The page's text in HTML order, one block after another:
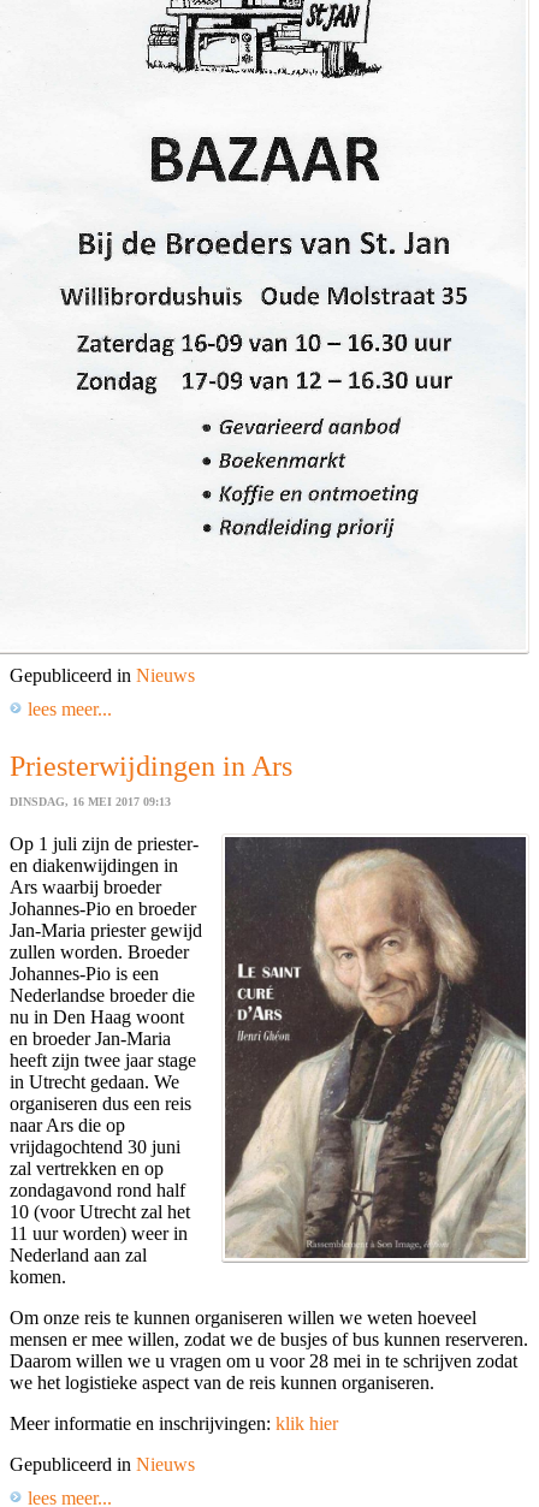
Gepubliceerd in Nieuws
lees meer...
Priesterwijdingen in Ars
DINSDAG, 16 MEI 2017 09:13
Op 1 juli zijn de priester-
en diakenwijdingen in
Ars waarbij broeder
Johannes-Pio en broeder
Jan-Maria priester gewijd
zullen worden. Broeder
Johannes-Pio is een
Nederlandse broeder die
nu in Den Haag woont
en broeder Jan-Maria
heeft zijn twee jaar stage
in Utrecht gedaan. We
organiseren dus een reis
naar Ars die op
vrijdagochtend 30 juni
zal vertrekken en op
zondagavond rond half
10 (voor Utrecht zal het
11 uur worden) weer in
Nederland aan zal
komen.
Om onze reis te kunnen organiseren willen we weten hoeveel
mensen er mee willen, zodat we de busjes of bus kunnen reserveren.
Daarom willen we u vragen om u voor 28 mei in te schrijven zodat
we het logistieke aspect van de reis kunnen organiseren.
Meer informatie en inschrijvingen: klik hier
Gepubliceerd in Nieuws
lees meer...